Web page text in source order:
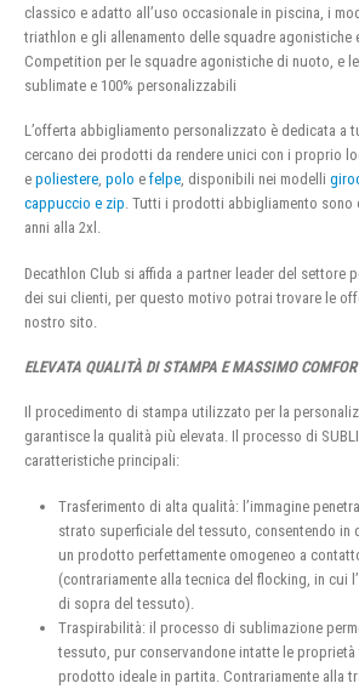
classico e adatto all’uso occasionale in piscina, i
triathlon e gli allenamento delle squadre agonistiche
Competition per le squadre agonistiche di nuoto, e le
sublimate e 100% personalizzabili
L’offerta abbigliamento personalizzato è dedicata a
cercano dei prodotti da rendere unici con i proprio
e poliestere, polo e felpe, disponibili nei modelli
cappuccio e zip. Tutti i prodotti abbigliamento
anni alla 2xl.
Decathlon Club si affida a partner leader del settore
dei sui clienti, per questo motivo potrai trovare le
nostro sito.
ELEVATA QUALITÀ DI STAMPA E MASSIMO
Il procedimento di stampa utilizzato per la
garantisce la qualità più elevata. Il processo di
caratteristiche principali:
Trasferimento di alta qualità: l’immagine
strato superficiale del tessuto, consentendo in
un prodotto perfettamente omogeneo a
(contrariamente alla tecnica del flocking, in cui
di sopra del tessuto).
Traspirabilità: il processo di sublimazione
tessuto, pur conservandone intatte le proprietà
prodotto ideale in partita. Contrariamente alla